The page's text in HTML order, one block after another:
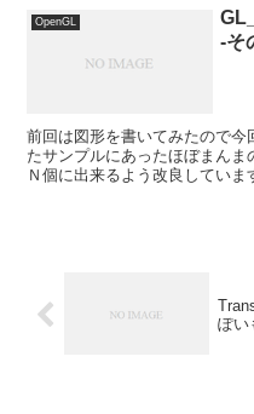
OpenGL
-そ
前回は図形を書いてみたので今
たサンプルにあったほぼまん
Ｎ個に出来るよう改良してい
ぽい